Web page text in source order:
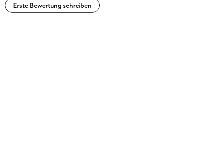
Erste Bewertung schreiben